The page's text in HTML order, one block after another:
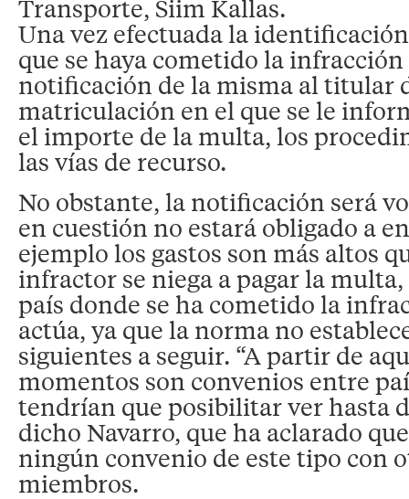
Transporte, Siim Kallas.
Una vez efectuada la
que se haya cometido la
notificación de la misma al titular
matriculación en el que se le
el importe de la multa, los
las vías de recurso.
No obstante, la notificación será
en cuestión no estará obligado a
ejemplo los gastos son más altos
infractor se niega a pagar la
país donde se ha cometido la
actúa, ya que la norma no
siguientes a seguir. “A partir de
momentos son convenios entre
tendrían que posibilitar ver hasta
dicho Navarro, que ha aclarado
ningún convenio de este tipo con
miembros.